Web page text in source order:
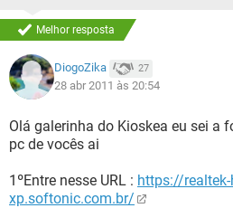
Melhor resposta
DiogoZika 27
28 abr 2011 às 20:54
Olá galerinha do Kioskea eu sei a
pc de vocês ai
1ºEntre nesse URL : https://
xp.softonic.com.br/